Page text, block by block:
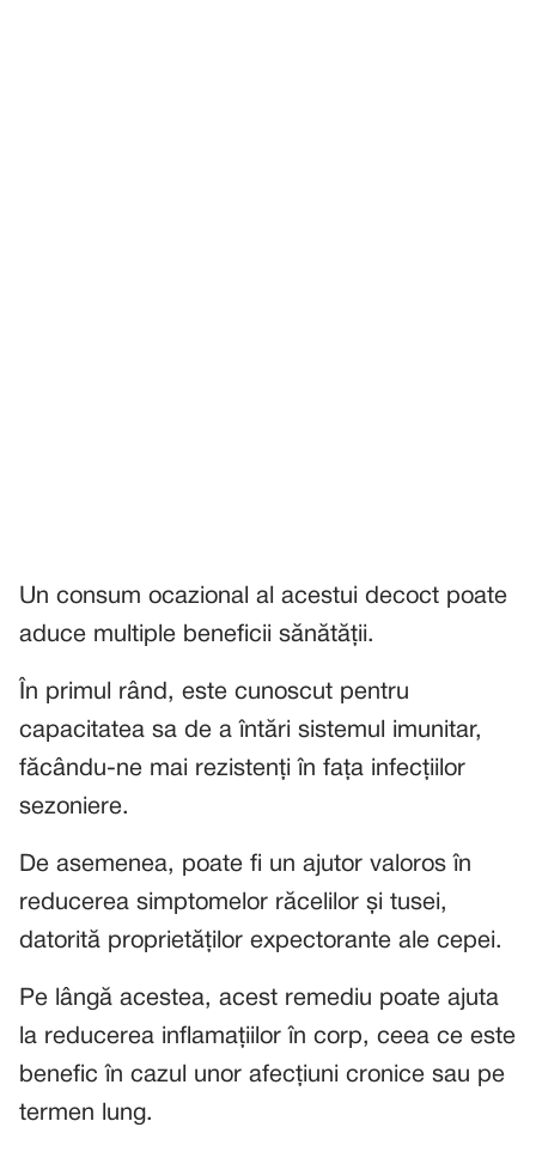
Un consum ocazional al acestui decoct poate
aduce multiple beneficii sănătății.
În primul rând, este cunoscut pentru
capacitatea sa de a întări sistemul imunitar,
făcându-ne mai rezistenți în fața infecțiilor
sezoniere.
De asemenea, poate fi un ajutor valoros în
reducerea simptomelor răcelilor și tusei,
datorită proprietăților expectorante ale cepei.
Pe lângă acestea, acest remediu poate ajuta
la reducerea inflamațiilor în corp, ceea ce este
benefic în cazul unor afecțiuni cronice sau pe
termen lung.